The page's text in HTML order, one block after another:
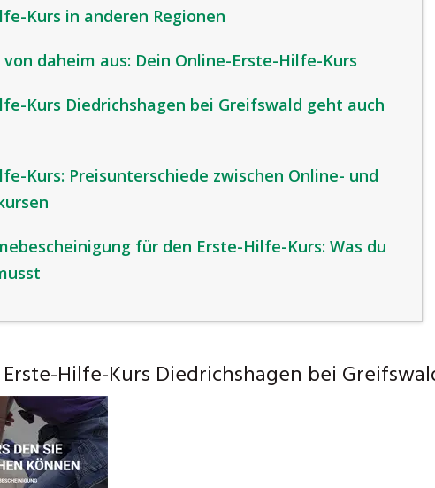
Kurs in anderen Regionen
von daheim aus: Dein Online-Erste-Hilfe-Kurs
Kurs Diedrichshagen bei Greifswald geht auch
Kurs: Preisunterschiede zwischen Online- und
für den Erste-Hilfe-Kurs: Was du
Hilfe-Kurs Diedrichshagen bei